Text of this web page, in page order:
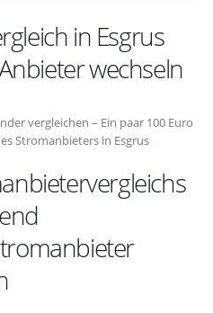
in Esgrus
wechseln
vergleichen – Ein paar 100 Euro
Stromanbieters in Esgrus